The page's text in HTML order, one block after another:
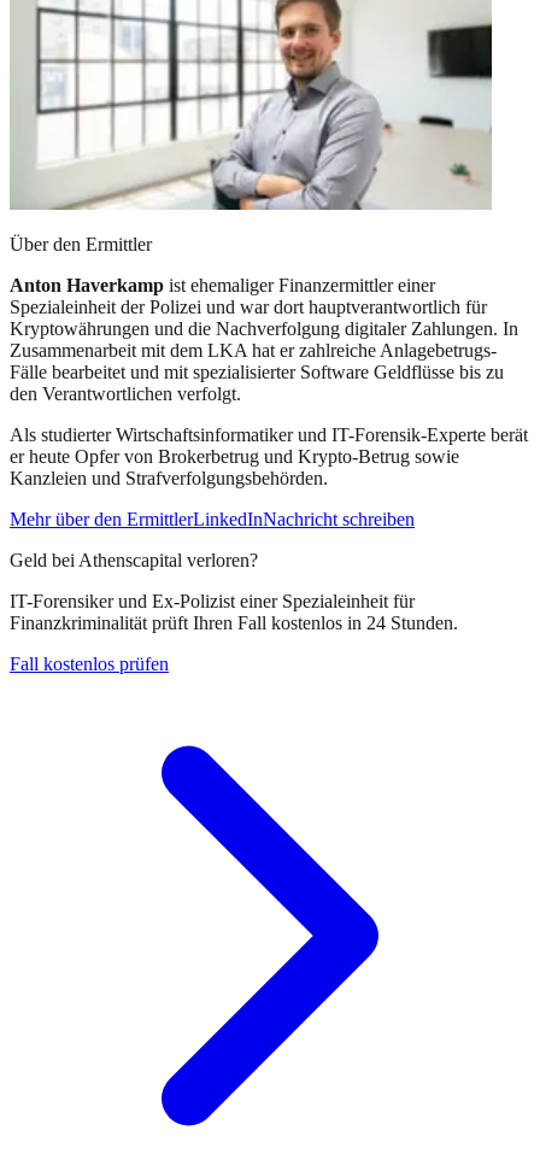
Über den Ermittler
Anton Haverkamp ist ehemaliger Finanzermittler einer
Spezialeinheit der Polizei und war dort hauptverantwortlich für
Kryptowährungen und die Nachverfolgung digitaler Zahlungen. In
Zusammenarbeit mit dem LKA hat er zahlreiche Anlagebetrugs-
Fälle bearbeitet und mit spezialisierter Software Geldflüsse bis zu
den Verantwortlichen verfolgt.
Als studierter Wirtschaftsinformatiker und IT-Forensik-Experte berät
er heute Opfer von Brokerbetrug und Krypto-Betrug sowie
Kanzleien und Strafverfolgungsbehörden.
Mehr über den ErmittlerLinkedInNachricht schreiben
Geld bei Athenscapital verloren?
IT-Forensiker und Ex-Polizist einer Spezialeinheit für
Finanzkriminalität prüft Ihren Fall kostenlos in 24 Stunden.
Fall kostenlos prüfen